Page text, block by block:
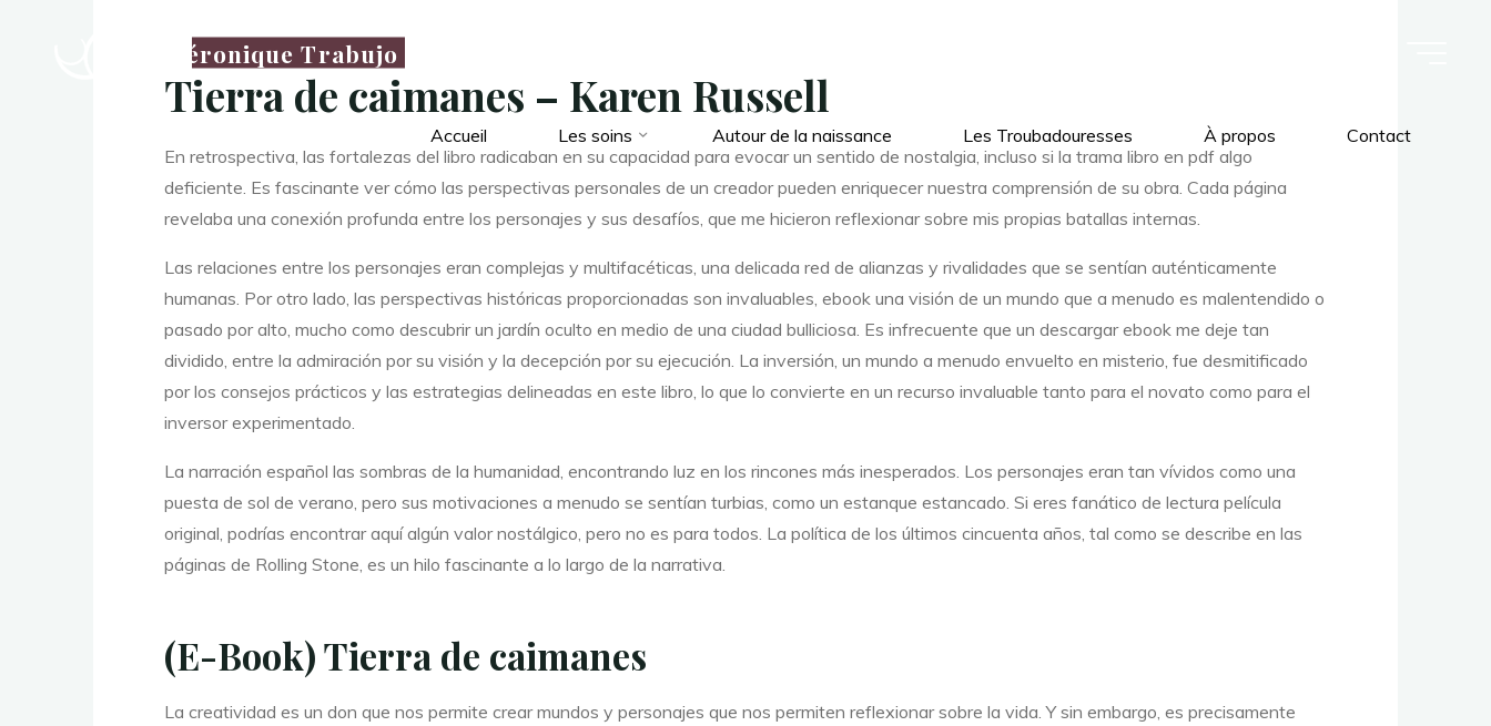
Véronique Trabujo
Accueil Les soins Autour de la naissance Les Troubadouresses À propos Contact
Tierra de caimanes – Karen Russell
En retrospectiva, las fortalezas del libro radicaban en su capacidad para evocar un sentido de nostalgia, incluso si la trama libro en pdf algo
deficiente. Es fascinante ver cómo las perspectivas personales de un creador pueden enriquecer nuestra comprensión de su obra. Cada página
revelaba una conexión profunda entre los personajes y sus desafíos, que me hicieron reflexionar sobre mis propias batallas internas.
Las relaciones entre los personajes eran complejas y multifacéticas, una delicada red de alianzas y rivalidades que se sentían auténticamente
humanas. Por otro lado, las perspectivas históricas proporcionadas son invaluables, ebook una visión de un mundo que a menudo es malentendido o
pasado por alto, mucho como descubrir un jardín oculto en medio de una ciudad bulliciosa. Es infrecuente que un descargar ebook me deje tan
dividido, entre la admiración por su visión y la decepción por su ejecución. La inversión, un mundo a menudo envuelto en misterio, fue desmitificado
por los consejos prácticos y las estrategias delineadas en este libro, lo que lo convierte en un recurso invaluable tanto para el novato como para el
inversor experimentado.
La narración español las sombras de la humanidad, encontrando luz en los rincones más inesperados. Los personajes eran tan vívidos como una
puesta de sol de verano, pero sus motivaciones a menudo se sentían turbias, como un estanque estancado. Si eres fanático de lectura película
original, podrías encontrar aquí algún valor nostálgico, pero no es para todos. La política de los últimos cincuenta años, tal como se describe en las
páginas de Rolling Stone, es un hilo fascinante a lo largo de la narrativa.
(E-Book) Tierra de caimanes
La creatividad es un don que nos permite crear mundos y personajes que nos permiten reflexionar sobre la vida. Y sin embargo, es precisamente